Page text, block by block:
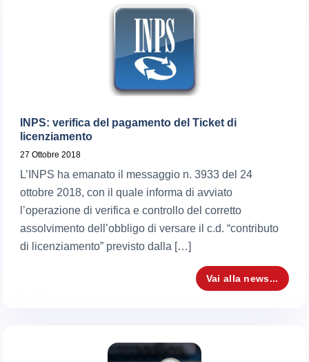
INPS: verifica del pagamento del Ticket di
licenziamento
27 Ottobre 2018
L’INPS ha emanato il messaggio n. 3933 del 24
ottobre 2018, con il quale informa di avviato
l’operazione di verifica e controllo del corretto
assolvimento dell’obbligo di versare il c.d. “contributo
di licenziamento” previsto dalla […]
Vai alla news...